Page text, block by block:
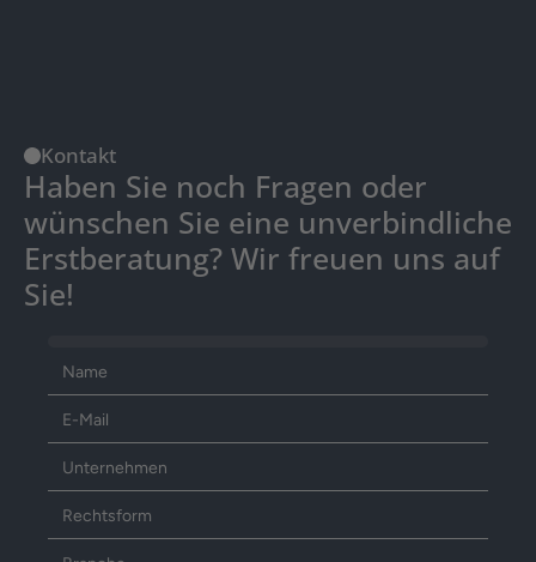
Kontakt
Haben Sie noch Fragen oder
wünschen Sie eine unverbindliche
Erstberatung? Wir freuen uns auf
Sie!